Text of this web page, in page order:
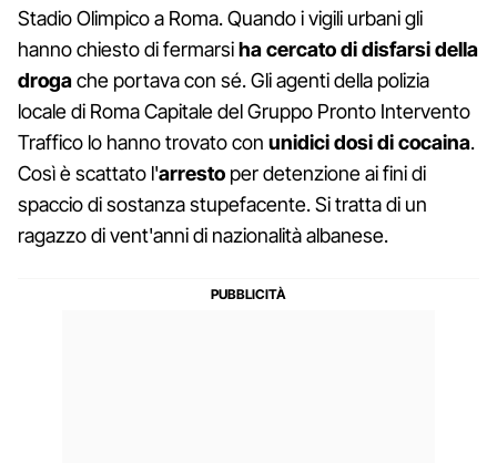
Stadio Olimpico a Roma. Quando i vigili urbani gli
hanno chiesto di fermarsiha cercato di disfarsi della
drogache portava con sé. Gli agenti della polizia
locale di Roma Capitale del Gruppo Pronto Intervento
Traffico lo hanno trovato con unidici dosi di cocaina.
Così è scattato l'arresto per detenzione ai fini di
spaccio di sostanza stupefacente. Si tratta di un
ragazzo di vent'anni di nazionalità albanese.